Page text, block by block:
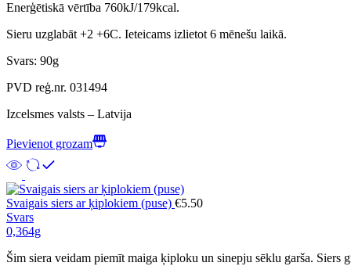
Enerģētiskā vērtība 760kJ/179kcal.
Sieru uzglabāt +2 +6C. Ieteicams izlietot 6 mēnešu laikā.
Svars: 90g
PVD reģ.nr. 031494
Izcelsmes valsts – Latvija
Pievienot grozam
Svaigais siers ar ķiplokiem (puse) €5.50
Svars
0,364g
Šim siera veidam piemīt maiga ķiploku un sinepju sēklu garša. Siers